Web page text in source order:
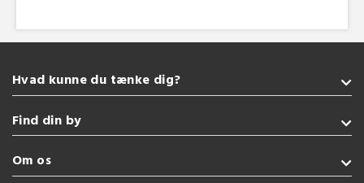
Hvad kunne du tænke dig?
Takeaway
Burger
Vegetarisk
Find din by
Sønderborg
Kolding
Om os